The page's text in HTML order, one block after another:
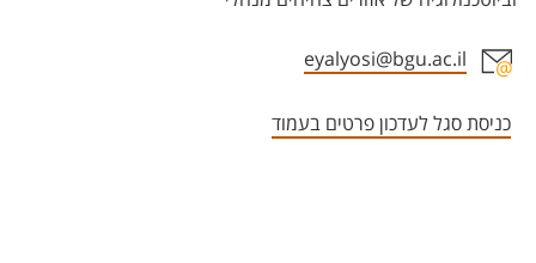
eyalyosi@bgu.ac.il
כניסת סגל לעדכון פרטים בעמוד